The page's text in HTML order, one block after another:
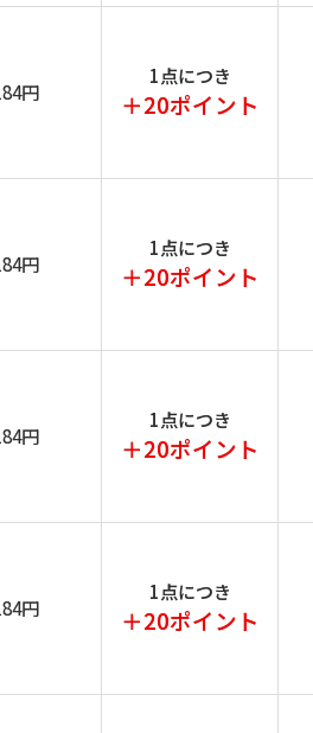
円
1点につき
＋20ポイント
円
1点につき
＋20ポイント
円
1点につき
＋20ポイント
円
1点につき
＋20ポイント